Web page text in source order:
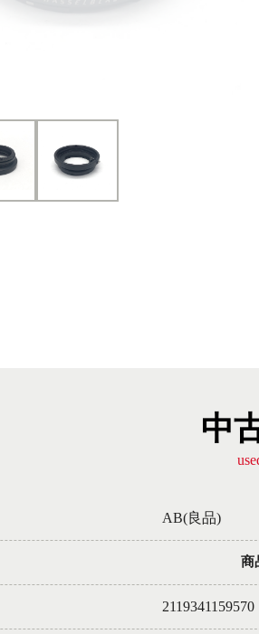
中
AB(良品)
商
2119341159570